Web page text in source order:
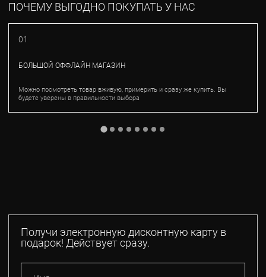
ПОЧЕМУ ВЫГОДНО ПОКУПАТЬ У НАС
01
БОЛЬШОЙ ОФФЛАЙН МАГАЗИН
Можно посмотреть товар вживую, примерить и сразу же купить. Вы
будете уверены в правильности выбора
Получи электронную дисконтную карту в
подарок! Действует сразу.